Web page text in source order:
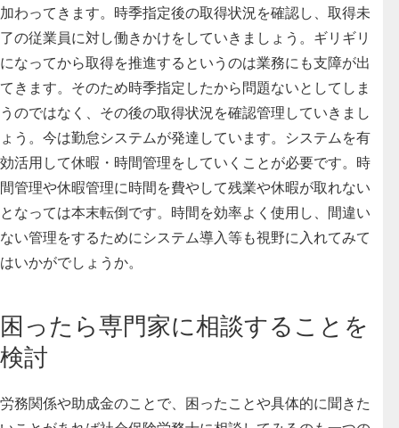
加わってきます。時季指定後の取得状況を確認し、取得未
了の従業員に対し働きかけをしていきましょう。ギリギリ
になってから取得を推進するというのは業務にも支障が出
てきます。そのため時季指定したから問題ないとしてしま
うのではなく、その後の取得状況を確認管理していきまし
ょう。今は勤怠システムが発達しています。システムを有
効活用して休暇・時間管理をしていくことが必要です。時
間管理や休暇管理に時間を費やして残業や休暇が取れない
となっては本末転倒です。時間を効率よく使用し、間違い
ない管理をするためにシステム導入等も視野に入れてみて
はいかがでしょうか。
困ったら専門家に相談することを
検討
労務関係や助成金のことで、困ったことや具体的に聞きた